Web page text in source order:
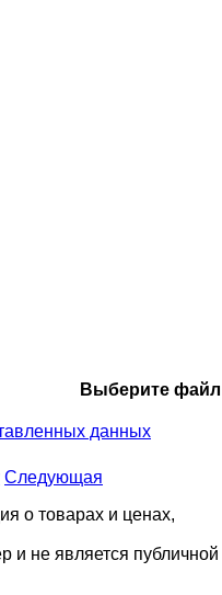
Выберите файл
данных
Следующая
о товарах и ценах,
и не является публичной